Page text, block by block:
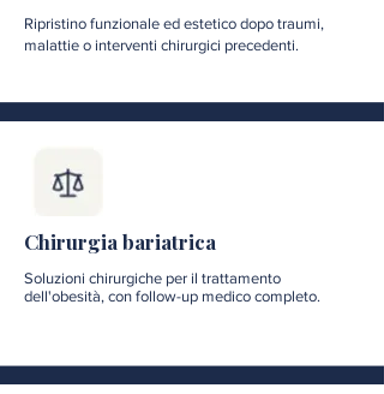
Ripristino funzionale ed estetico dopo traumi,
malattie o interventi chirurgici precedenti.
Chirurgia bariatrica
Soluzioni chirurgiche per il trattamento
dell'obesità, con follow-up medico completo.